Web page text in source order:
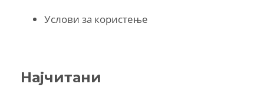
Услови за користење
Најчитани